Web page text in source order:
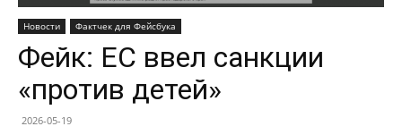
Новости Фактчек для Фейсбука
Фейк: ЕС ввел санкции
«против детей»
2026-05-19